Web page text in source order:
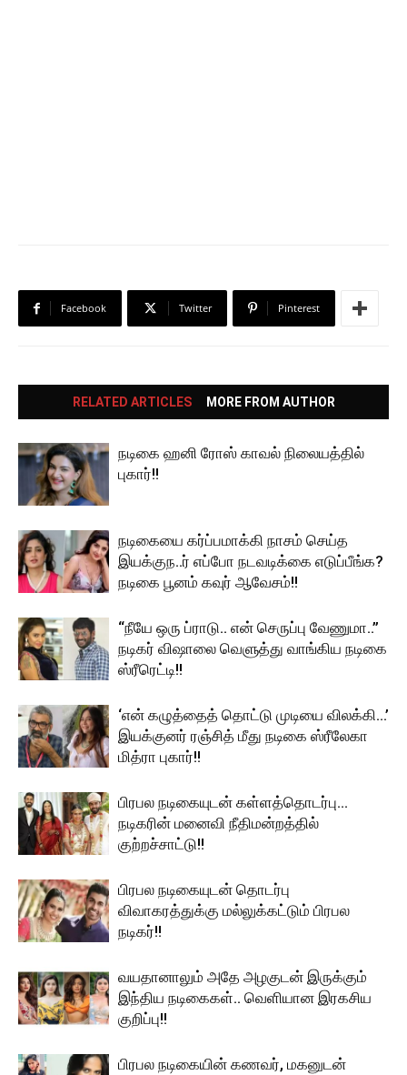
Facebook Twitter Pinterest
RELATED ARTICLES MORE FROM AUTHOR
நடிகை ஹனி ரோஸ் காவல் நிலையத்தில்
புகார்!!
நடிகையை கர்ப்பமாக்கி நாசம் செய்த
இயக்குந..ர் எப்போ நடவடிக்கை எடுப்பீங்க?
நடிகை பூனம் கவுர் ஆவேசம்!!
“நீயே ஒரு ப்ராடு.. என் செருப்பு வேணுமா..”
நடிகர் விஷாலை வெளுத்து வாங்கிய நடிகை
ஸ்ரீரெட்டி!!
‘என் கழுத்தைத் தொட்டு முடியை விலக்கி…’
இயக்குனர் ரஞ்சித் மீது நடிகை ஸ்ரீலேகா
மித்ரா புகார்!!
பிரபல நடிகையுடன் கள்ளத்தொடர்பு…
நடிகரின் மனைவி நீதிமன்றத்தில்
குற்றச்சாட்டு!!
பிரபல நடிகையுடன் தொடர்பு
விவாகரத்துக்கு மல்லுக்கட்டும் பிரபல
நடிகர்!!
வயதானாலும் அதே அழகுடன் இருக்கும்
இந்திய நடிகைகள்.. வெளியான இரகசிய
குறிப்பு!!
பிரபல நடிகையின் கணவர், மகனுடன்